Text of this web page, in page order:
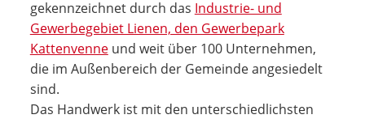
gekennzeichnet durch das Industrie- und
Gewerbegebiet Lienen, den Gewerbepark
Kattenvenneund weit über 100 Unternehmen,
die im Außenbereich der Gemeinde angesiedelt
sind.
Das Handwerk ist mit den unterschiedlichsten